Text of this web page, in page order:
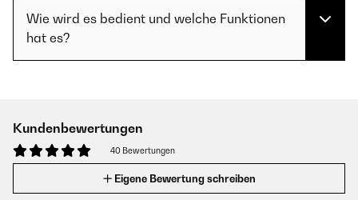
Wie wird es bedient und welche Funktionen
hat es?
Kundenbewertungen
40 Bewertungen
Eigene Bewertung schreiben